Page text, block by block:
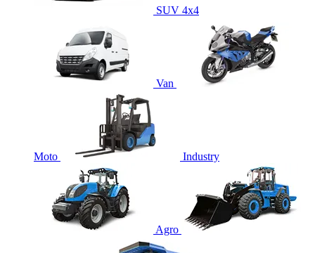
SUV 4x4
Van
Moto Industry
Agro